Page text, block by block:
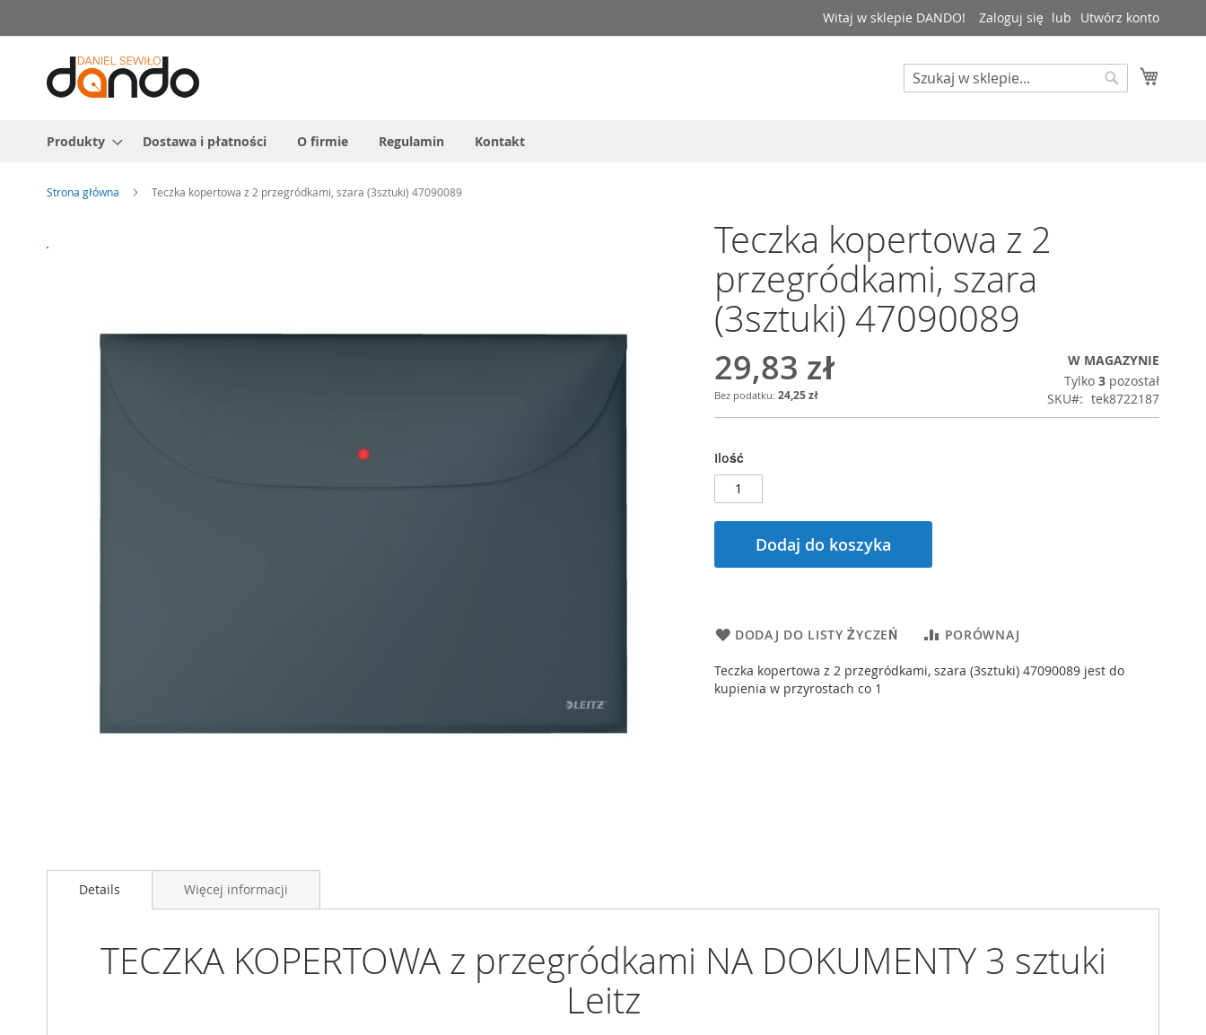
do
treści
Witaj w sklepie DANDO! Zaloguj się Utwórz konto
Search
Produkty Dostawa i płatności O firmie Regulamin Kontakt
Strona główna Teczka kopertowa z 2 przegródkami, szara (3sztuki) 47090089
na
na
początek
Teczka kopertowa z 2
przegródkami, szara
(3sztuki) 47090089
29,83 zł
24,25 zł
W MAGAZYNIE
Tylko 3 pozostał
SKU
tek8722187
Ilość
Dodaj do koszyka
DODAJ DO LISTY ŻYCZEŃ PORÓWNAJ
Teczka kopertowa z 2 przegródkami, szara (3sztuki) 47090089 jest do
kupienia w przyrostach co 1
Details
TECZKA KOPERTOWA z przegródkami NA DOKUMENTY 3 sztuki
Leitz
Więcej informacji